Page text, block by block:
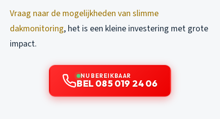
Vraag naar de mogelijkheden van slimme
dakmonitoring, het is een kleine investering met grote
impact.
NU BEREIKBAAR
BEL 085 019 24 06